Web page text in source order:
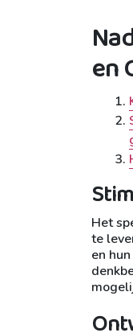
en
Het
te
en